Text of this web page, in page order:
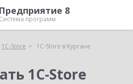
8
Система программ
1C-Store 1C-Store в Кургане
1C-Store